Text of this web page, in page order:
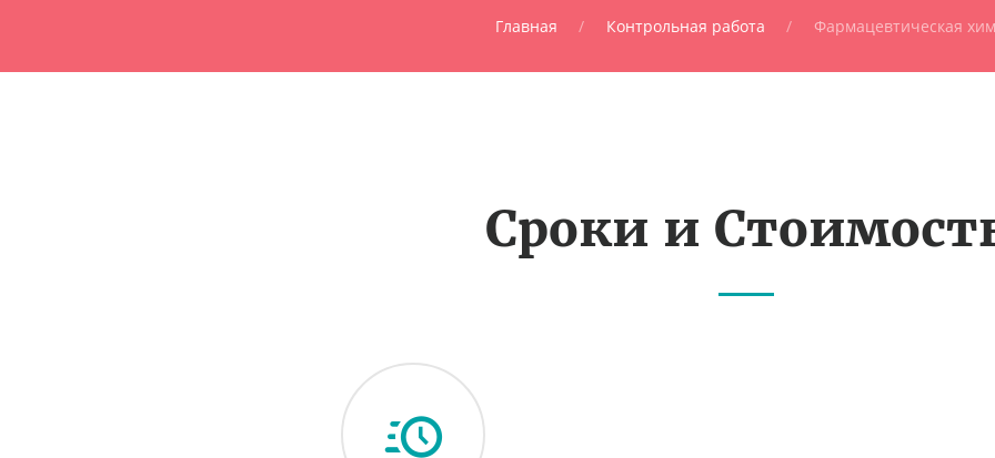
Главная Контрольная работа Фармацевтическая
Сроки и